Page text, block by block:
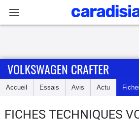
Accueil
Essais
VOLKSWAGEN CRAFTER
Accueil Essais Avis Actu
FICHES TECHNIQUES